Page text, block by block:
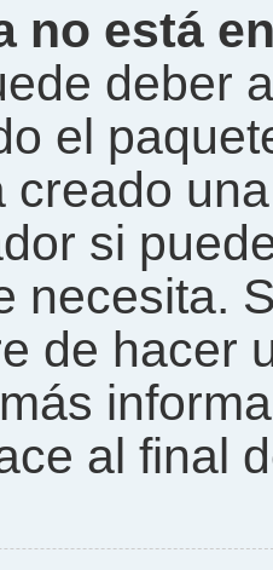
no está
deber
el
creado
si
necesita.
de hacer
al final